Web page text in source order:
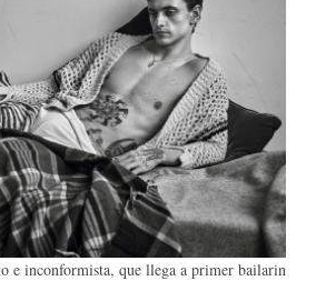
e inconformista, que llega a primer bailarin